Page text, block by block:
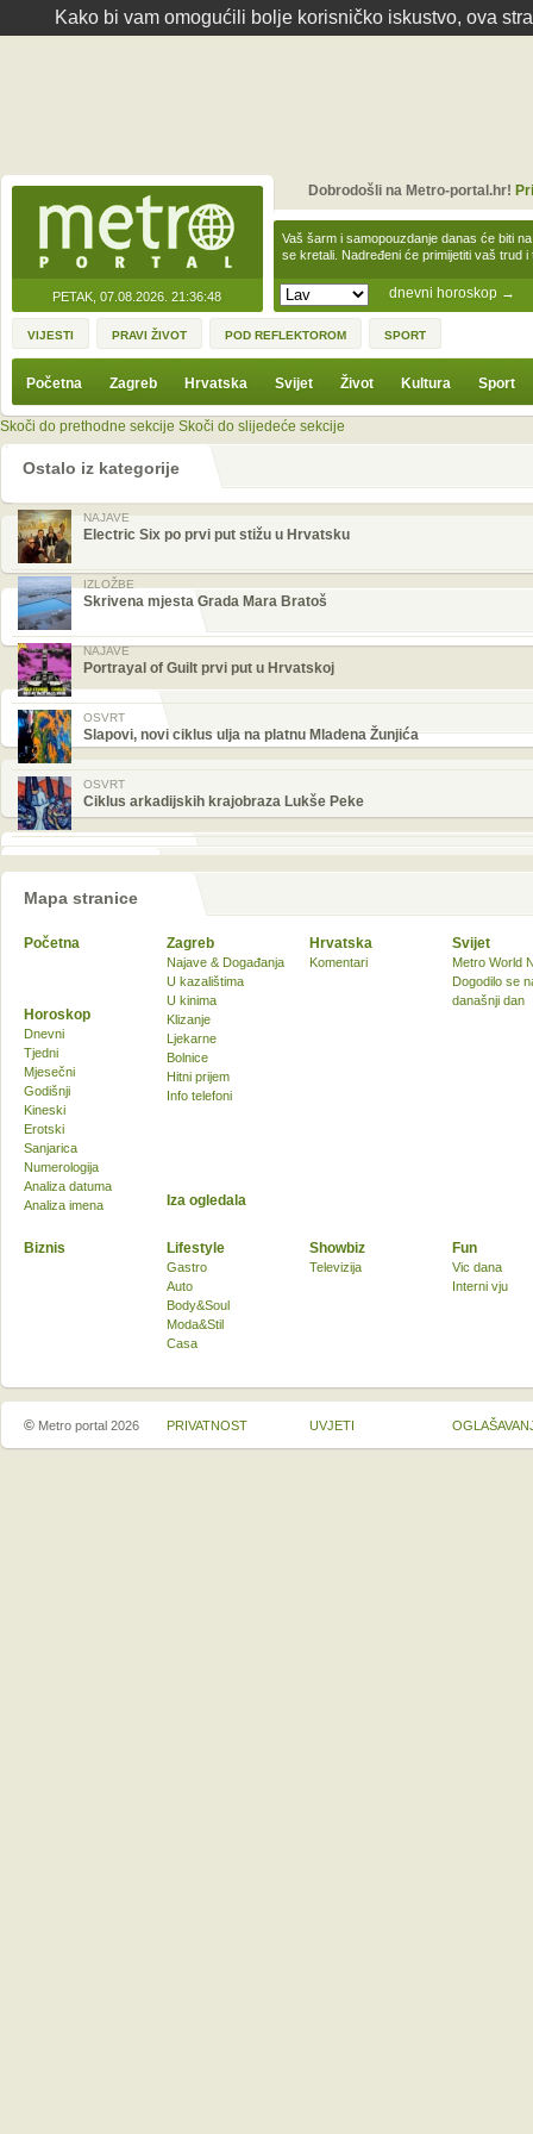
Kako bi vam omogućili bolje korisničko iskustvo, ova
PETAK, 07.08.2026. 21:36:48 dnevni horoskop →
Vaš šarm i samopouzdanje danas će biti
se kretali. Nadređeni će primijetiti vaš trud
Dobrodošli na Metro-portal.hr!
VIJESTI PRAVI ŽIVOT POD REFLEKTOROM SPORT
Početna Zagreb Hrvatska Svijet Život Kultura Sport
Skoči do prethodne sekcije Skoči do slijedeće sekcije
Ostalo iz kategorije
NAJAVE
Electric Six po prvi put stižu u Hrvatsku
IZLOŽBE
Skrivena mjesta Grada Mara Bratoš
NAJAVE
Portrayal of Guilt prvi put u Hrvatskoj
OSVRT
Slapovi, novi ciklus ulja na platnu Mladena Žunjića
OSVRT
Ciklus arkadijskih krajobraza Lukše Peke
Mapa stranice
Početna Zagreb
Najave & Događanja
U kazalištima
U kinima
Klizanje
Ljekarne
Bolnice
Hitni prijem
Info telefoni
Hrvatska
Komentari
Svijet
Metro World
Dogodilo se
današnji dan
Biznis Lifestyle
Gastro
Auto
Body&Soul
Moda&Stil
Casa
Showbiz
Televizija
Fun
Vic dana
Interni vju
Horoskop
Dnevni
Tjedni
Mjesečni
Godišnji
Kineski
Erotski
Sanjarica
Numerologija
Analiza datuma
Analiza imena
Iza ogledala
© Metro portal 2026 PRIVATNOST UVJETI